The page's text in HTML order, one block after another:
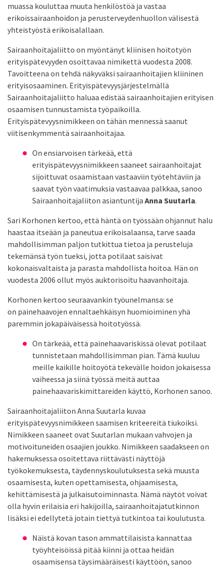
muassa kouluttaa muuta henkilöstöä ja vastaa
erikoissairaanhoidon ja perusterveydenhuollon välisestä
yhteistyöstä erikoisalallaan.
Sairaanhoitajaliitto on myöntänyt kliinisen hoitotyön
erityispätevyyden osoittavaa nimikettä vuodesta 2008.
Tavoitteena on tehdä näkyväksi sairaanhoitajien kliininen
erityisosaaminen. Erityispätevyysjärjestelmällä
Sairaanhoitajaliitto haluaa edistää sairaanhoitajien erityisen
osaamisen tunnustamista työpaikoilla.
Erityispätevyysnimikkeen on tähän mennessä saanut
viitisenkymmentä sairaanhoitajaa.
On ensiarvoisen tärkeää, että
erityispätevyysnimikkeen saaneet sairaanhoitajat
sijoittuvat osaamistaan vastaaviin työtehtäviin ja
saavat työn vaatimuksia vastaavaa palkkaa, sanoo
Sairaanhoitajaliiton asiantuntija Anna Suutarla.
Sari Korhonen kertoo, että häntä on työssään ohjannut halu
haastaa itseään ja paneutua erikoisalaansa, tarve saada
mahdollisimman paljon tutkittua tietoa ja perusteluja
tekemänsä työn tueksi, jotta potilaat saisivat
kokonaisvaltaista ja parasta mahdollista hoitoa. Hän on
vuodesta 2006 ollut myös auktorisoitu haavanhoitaja.
Korhonen kertoo seuraavankin työunelmansa: se
on painehaavojen ennaltaehkäisyn huomioiminen yhä
paremmin jokapäiväisessä hoitotyössä.
On tärkeää, että painehaavariskissä olevat potilaat
tunnistetaan mahdollisimman pian. Tämä kuuluu
meille kaikille hoitoyötä tekevälle hoidon jokaisessa
vaiheessa ja siinä työssä meitä auttaa
painehaavariskimittareiden käyttö, Korhonen sanoo.
Sairaanhoitajaliiton Anna Suutarla kuvaa
erityispätevyysnimikkeen saamisen kriteereitä tiukoiksi.
Nimikkeen saaneet ovat Suutarlan mukaan vahvojen ja
motivoituneiden osaajien joukko. Nimikkeen saadakseen on
hakemuksessa osoitettava riittävästi näyttöjä
työkokemuksesta, täydennyskoulutuksesta sekä muusta
osaamisesta, kuten opettamisesta, ohjaamisesta,
kehittämisestä ja julkaisutoiminnasta. Nämä näytöt voivat
olla hyvin erilaisia eri hakijoilla, sairaanhoitajatutkinnon
lisäksi ei edellytetä jotain tiettyä tutkintoa tai koulutusta.
Näistä kovan tason ammattilaisista kannattaa
työyhteisöissä pitää kiinni ja ottaa heidän
osaamisensa täysimääräisesti käyttöön, sanoo